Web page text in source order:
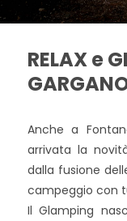
RELAX e
Anche a
arrivata la
dalla fusione
campeggio con
Il Glamping